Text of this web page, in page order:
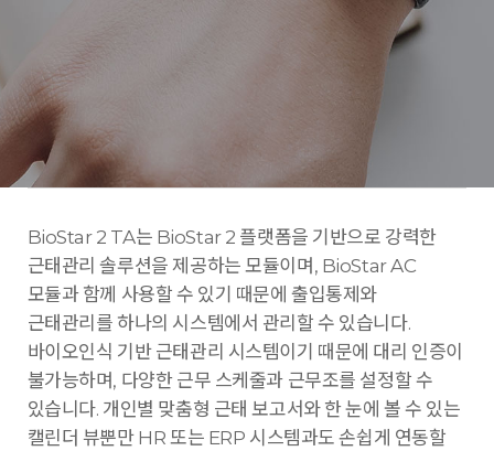
BioStar 2 TA는 BioStar 2 플랫폼을 기반으로 강력한
근태관리 솔루션을 제공하는 모듈이며, BioStar AC
모듈과 함께 사용할 수 있기 때문에 출입통제와
근태관리를 하나의 시스템에서 관리할 수 있습니다.
바이오인식 기반 근태관리 시스템이기 때문에 대리 인증이
불가능하며, 다양한 근무 스케줄과 근무조를 설정할 수
있습니다. 개인별 맞춤형 근태 보고서와 한 눈에 볼 수 있는
캘린더 뷰뿐만 HR 또는 ERP 시스템과도 손쉽게 연동할